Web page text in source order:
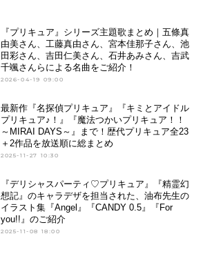
『プリキュア』シリーズ主題歌まとめ｜五條真
由美さん、工藤真由さん、宮本佳那子さん、池
田彩さん、吉田仁美さん、石井あみさん、吉武
千颯さんらによる名曲をご紹介！
2026-04-19 09:00
最新作『名探偵プリキュア』『キミとアイドル
プリキュア♪！』『魔法つかいプリキュア！！
～MIRAI DAYS～』まで！歴代プリキュア全23
＋2作品を放送順に総まとめ
2025-11-27 10:30
『デリシャスパーティ♡プリキュア』『精霊幻
想記』のキャラデザを担当された、油布先生の
イラスト集『Angel』『CANDY 0.5』『For
you!!』のご紹介
2025-11-08 18:00